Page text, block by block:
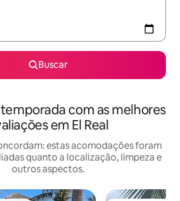
Buscar
com as melhores
em El Real
estas acomodações foram
quanto a localização, limpeza e
outros aspectos.